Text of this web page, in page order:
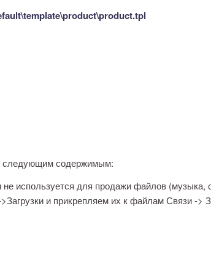
следующим содержимым:
используется для продажи файлов
и прикрепляем их к файлам Связи ->